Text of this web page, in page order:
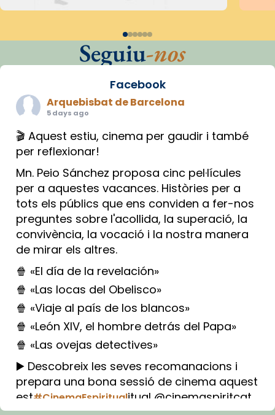
Seguiu-nos
Facebook
Arquebisbat de Barcelona
5 days ago
🎬 Aquest estiu, cinema per gaudir i també
per reflexionar!
Mn. Peio Sánchez proposa cinc pel·lícules
per a aquestes vacances. Històries per a
tots els públics que ens conviden a fer-nos
preguntes sobre l'acollida, la superació, la
convivència, la vocació i la nostra manera
de mirar els altres.
🍿 «El día de la revelación»
🍿 «Las locas del Obelisco»
🍿 «Viaje al país de los blancos»
🍿 «León XIV, el hombre detrás del Papa»
🍿 «Las ovejas detectives»
▶️ Descobreix les seves recomanacions i
prepara una bona sessió de cinema aquest
est#CinemaEspiritualitual @cinemaspiritcat